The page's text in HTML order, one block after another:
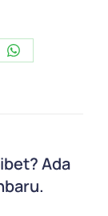
Share
Ada